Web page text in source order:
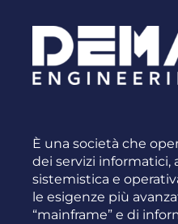
È una società che
dei servizi informatici,
sistemistica e
le esigenze più
“mainframe” e di